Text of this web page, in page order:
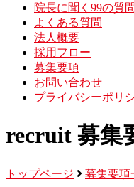
院長に聞く99の質問
よくある質問
法人概要
採用フロー
募集要項
お問い合わせ
プライバシーポリ
recruit 募集
トップページ 募集要項